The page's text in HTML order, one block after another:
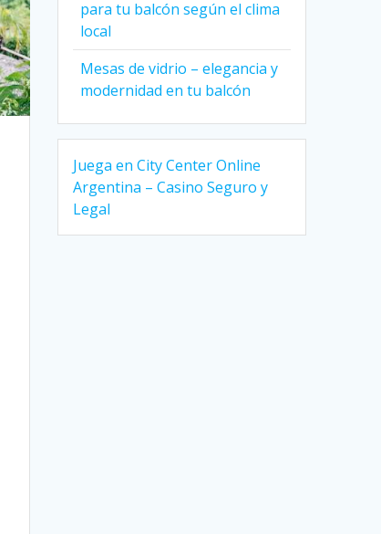
para tu balcón según el clima
local
Mesas de vidrio – elegancia y
modernidad en tu balcón
Juega en City Center Online
Argentina – Casino Seguro y
Legal